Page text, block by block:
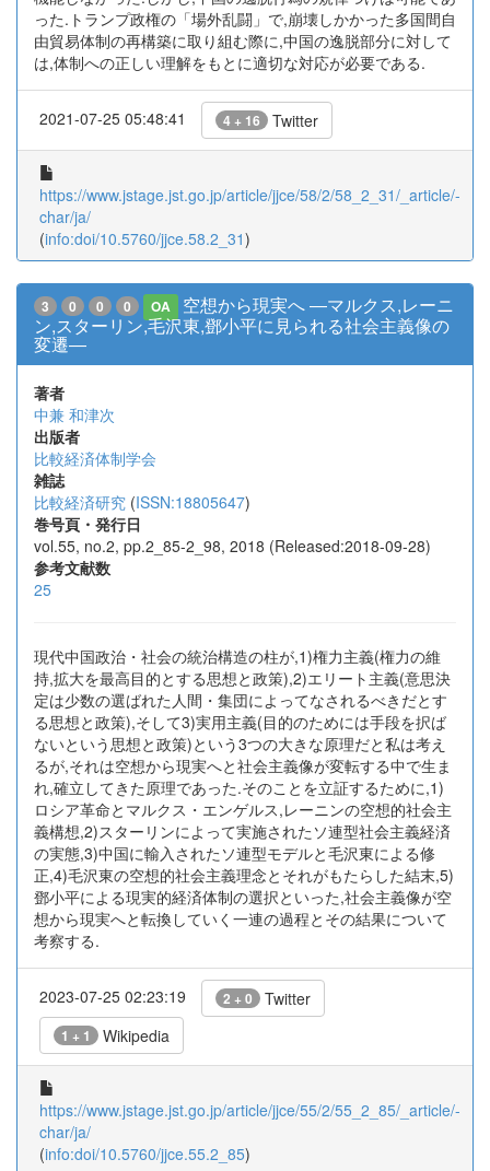
った.トランプ政権の「場外乱闘」で,崩壊しかかった多国間自
由貿易体制の再構築に取り組む際に,中国の逸脱部分に対して
は,体制への正しい理解をもとに適切な対応が必要である.
2021-07-25 05:48:41 4 + 16 Twitter
https://www.jstage.jst.go.jp/article/jjce/58/2/58_2_31/_article/-
char/ja/
(info:doi/10.5760/jjce.58.2_31)
3 0 0 0 OA
空想から現実へ ―マルクス,レーニ
ン,スターリン,毛沢東,鄧小平に見られる社会主義像の
変遷―
著者
中兼 和津次
出版者
比較経済体制学会
雑誌
比較経済研究 (ISSN:18805647)
巻号頁・発行日
vol.55, no.2, pp.2_85-2_98, 2018 (Released:2018-09-28)
参考文献数
25
現代中国政治・社会の統治構造の柱が,1)権力主義(権力の維
持,拡大を最高目的とする思想と政策),2)エリート主義(意思決
定は少数の選ばれた人間・集団によってなされるべきだとす
る思想と政策),そして3)実用主義(目的のためには手段を択ば
ないという思想と政策)という3つの大きな原理だと私は考え
るが,それは空想から現実へと社会主義像が変転する中で生ま
れ,確立してきた原理であった.そのことを立証するために,1)
ロシア革命とマルクス・エンゲルス,レーニンの空想的社会主
義構想,2)スターリンによって実施されたソ連型社会主義経済
の実態,3)中国に輸入されたソ連型モデルと毛沢東による修
正,4)毛沢東の空想的社会主義理念とそれがもたらした結末,5)
鄧小平による現実的経済体制の選択といった,社会主義像が空
想から現実へと転換していく一連の過程とその結果について
考察する.
2023-07-25 02:23:19 2 + 0 Twitter
1 + 1 Wikipedia
https://www.jstage.jst.go.jp/article/jjce/55/2/55_2_85/_article/-
char/ja/
(info:doi/10.5760/jjce.55.2_85)